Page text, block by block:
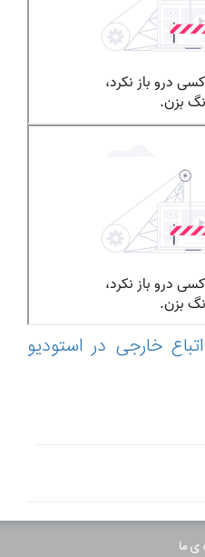
اتباع خارجی در استودیو
ی ما